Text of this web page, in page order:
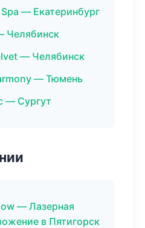
— Екатеринбург
Челябинск
— Челябинск
— Тюмень
— Сургут
— Лазерная
в Пятигорск